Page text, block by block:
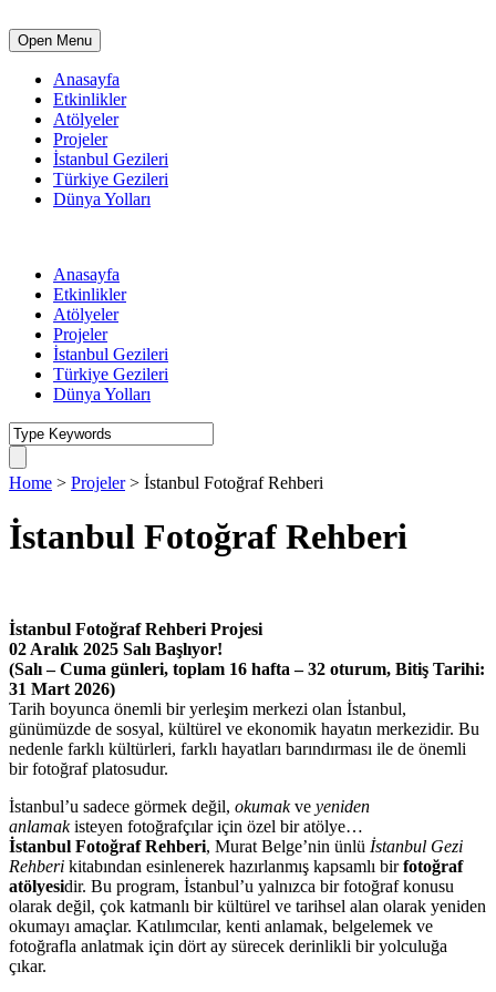
Open Menu
Anasayfa
Etkinlikler
Atölyeler
Projeler
İstanbul Gezileri
Türkiye Gezileri
Dünya Yolları
Anasayfa
Etkinlikler
Atölyeler
Projeler
İstanbul Gezileri
Türkiye Gezileri
Dünya Yolları
Home > Projeler > İstanbul Fotoğraf Rehberi
İstanbul Fotoğraf Rehberi
İstanbul Fotoğraf Rehberi Projesi
02 Aralık 2025 Salı Başlıyor!
(Salı – Cuma günleri, toplam 16 hafta – 32 oturum, Bitiş Tarihi:
31 Mart 2026)
Tarih boyunca önemli bir yerleşim merkezi olan İstanbul,
günümüzde de sosyal, kültürel ve ekonomik hayatın merkezidir. Bu
nedenle farklı kültürleri, farklı hayatları barındırması ile de önemli
bir fotoğraf platosudur.
İstanbul’u sadece görmek değil, okumakve yeniden
anlamakisteyen fotoğrafçılar için özel bir atölye…
İstanbul Fotoğraf Rehberi, Murat Belge’nin ünlü İstanbul Gezi
Rehberi kitabından esinlenerek hazırlanmış kapsamlı birfotoğraf
atölyesidir. Bu program, İstanbul’u yalnızca bir fotoğraf konusu
olarak değil, çok katmanlı bir kültürel ve tarihsel alan olarak yeniden
okumayı amaçlar. Katılımcılar, kenti anlamak, belgelemek ve
fotoğrafla anlatmak için dört ay sürecek derinlikli bir yolculuğa
çıkar.